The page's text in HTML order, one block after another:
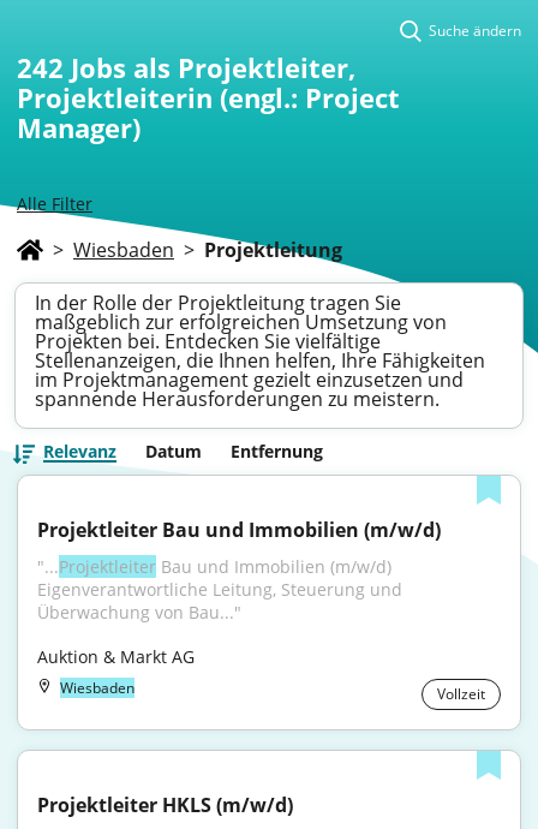
Alle Filter
Suche ändern
242 Jobs als Projektleiter,
Projektleiterin (engl.: Project
Manager)
> Wiesbaden > Projektleitung
In der Rolle der Projektleitung tragen Sie
maßgeblich zur erfolgreichen Umsetzung von
Projekten bei. Entdecken Sie vielfältige
Stellenanzeigen, die Ihnen helfen, Ihre Fähigkeiten
im Projektmanagement gezielt einzusetzen und
spannende Herausforderungen zu meistern.
Relevanz Datum Entfernung
Projektleiter Bau und Immobilien (m/w/d)
"...Projektleiter Bau und Immobilien (m/w/d)
Eigenverantwortliche Leitung, Steuerung und
Überwachung von Bau..."
Auktion & Markt AG
Wiesbaden Vollzeit
Projektleiter HKLS (m/w/d)